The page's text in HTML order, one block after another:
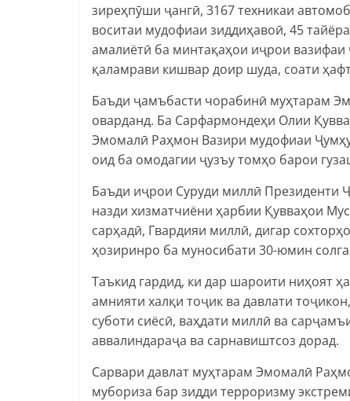
зиреҳпӯши ҷангӣ, 3167 техникаи
воситаи мудофиаи зиддиҳавоӣ, 45
амалиётӣ ба минтақаҳои иҷрои
қаламрави кишвар доир шуда, соати
Баъди ҷамъбасти чорабинӣ муҳтарам
оварданд. Ба Сарфармондеҳи Олии
Эмомалӣ Раҳмон Вазири мудофиаи
оид ба омодагии ҷузъу томҳо барои
Баъди иҷрои Суруди миллӣ Президенти
назди хизматчиёни ҳарбии Қувваҳои
сарҳадӣ, Гвардияи миллӣ, дигар
ҳозиринро ба муносибати 30-юмин
Таъкид гардид, ки дар шароити ниҳоят
амнияти халқи тоҷик ва давлати
суботи сиёсӣ, ваҳдати миллӣ ва
аввалиндараҷа ва сарнавиштсоз дорад.
Сарвари давлат муҳтарам Эмомалӣ
мубориза бар зидди терроризму